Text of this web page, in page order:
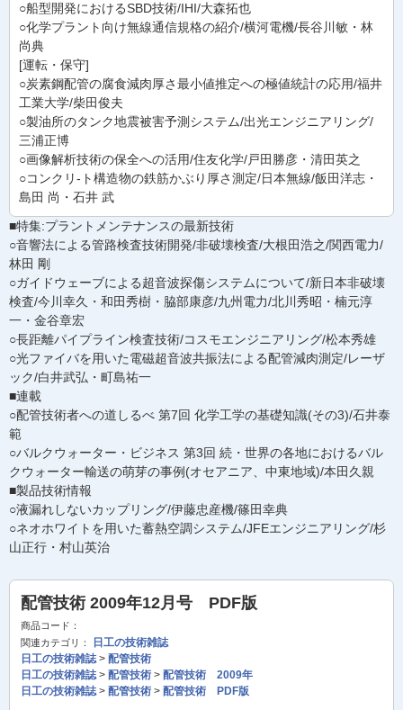
○船型開発におけるSBD技術/IHI/大森拓也
○化学プラント向け無線通信規格の紹介/横河電機/長谷川敏・林
尚典
[運転・保守]
○炭素鋼配管の腐食減肉厚さ最小値推定への極値統計の応用/福井
工業大学/柴田俊夫
○製油所のタンク地震被害予測システム/出光エンジニアリング/
三浦正博
○画像解析技術の保全への活用/住友化学/戸田勝彦・清田英之
○コンクリ-ト構造物の鉄筋かぶり厚さ測定/日本無線/飯田洋志・
島田 尚・石井 武
■特集:プラントメンテナンスの最新技術
○音響法による管路検査技術開発/非破壊検査/大根田浩之/関西電力/
林田 剛
○ガイドウェーブによる超音波探傷システムについて/新日本非破壊
検査/今川幸久・和田秀樹・脇部康彦/九州電力/北川秀昭・楠元淳
一・金谷章宏
○長距離パイプライン検査技術/コスモエンジニアリング/松本秀雄
○光ファイバを用いた電磁超音波共振法による配管減肉測定/レーザ
ック/白井武弘・町島祐一
■連載
○配管技術者への道しるべ 第7回 化学工学の基礎知識(その3)/石井泰
範
○バルクウォーター・ビジネス 第3回 続・世界の各地におけるバル
クウォーター輸送の萌芽の事例(オセアニア、中東地域)/本田久親
■製品技術情報
○液漏れしないカップリング/伊藤忠産機/篠田幸典
○ネオホワイトを用いた蓄熱空調システム/JFEエンジニアリング/杉
山正行・村山英治
配管技術 2009年12月号 PDF版
商品コード：
関連カテゴリ：
日工の技術雑誌
日工の技術雑誌> 配管技術
日工の技術雑誌> 配管技術 > 配管技術 2009年
日工の技術雑誌> 配管技術 > 配管技術 PDF版